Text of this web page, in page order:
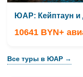
ЮАР: Кейптаун и
10641 BYN+
Все туры в ЮАР →